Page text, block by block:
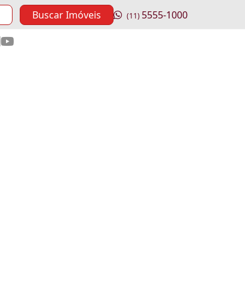
Buscar Imóveis (11) 5555-1000